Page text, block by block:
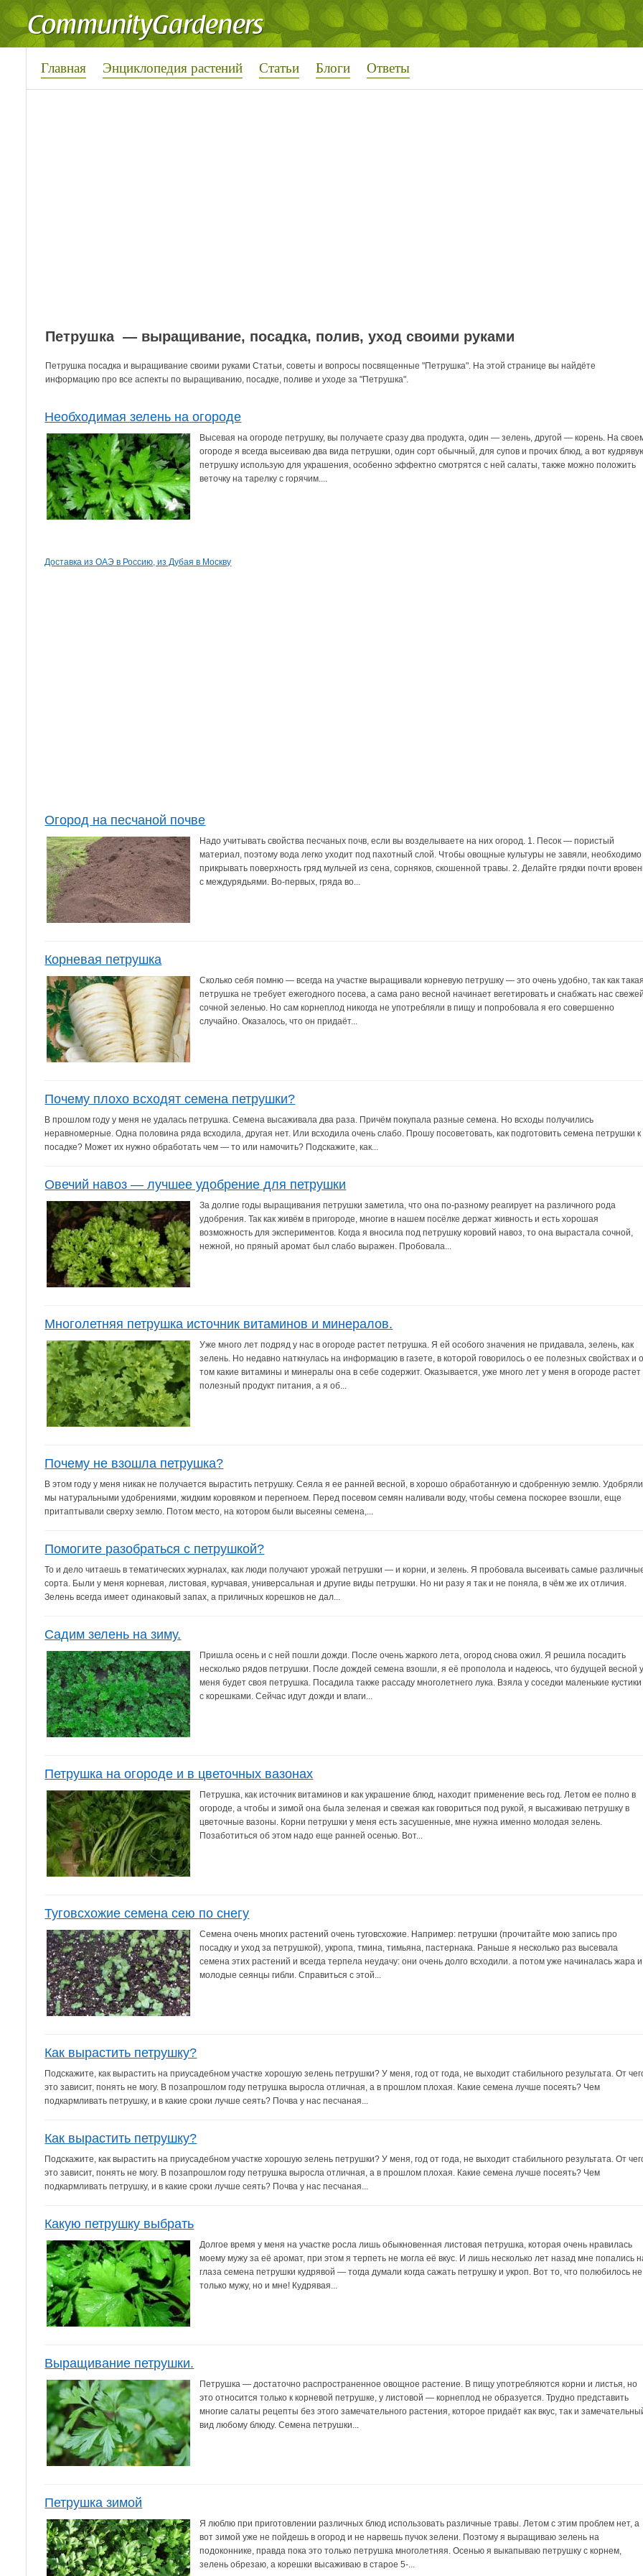
Главная Энциклопедия растений Статьи Блоги Ответы
Петрушка — выращивание, посадка, полив, уход своими руками
Петрушка посадка и выращивание своими руками Статьи, советы и вопросы посвященные "Петрушка". На этой странице вы найдёте
информацию про все аспекты по выращиванию, посадке, поливе и уходе за "Петрушка".
Необходимая зелень на огороде
Высевая на огороде петрушку, вы получаете сразу два продукта, один — зелень, другой — корень. На
огороде я всегда высеиваю два вида петрушки, один сорт обычный, для супов и прочих блюд, а вот
петрушку использую для украшения, особенно эффектно смотрятся с ней салаты, также можно положить
веточку на тарелку с горячим....
Доставка из ОАЭ в Россию, из Дубая в Москву
Огород на песчаной почве
Надо учитывать свойства песчаных почв, если вы возделываете на них огород. 1. Песок — пористый
материал, поэтому вода легко уходит под пахотный слой. Чтобы овощные культуры не завяли, необходимо
прикрывать поверхность гряд мульчей из сена, сорняков, скошенной травы. 2. Делайте грядки почти
с междурядьями. Во-первых, гряда во...
Корневая петрушка
Сколько себя помню — всегда на участке выращивали корневую петрушку — это очень удобно, так как
петрушка не требует ежегодного посева, а сама рано весной начинает вегетировать и снабжать нас
сочной зеленью. Но сам корнеплод никогда не употребляли в пищу и попробовала я его совершенно
случайно. Оказалось, что он придаёт...
Почему плохо всходят семена петрушки?
В прошлом году у меня не удалась петрушка. Семена высаживала два раза. Причём покупала разные семена. Но всходы получились
неравномерные. Одна половина ряда всходила, другая нет. Или всходила очень слабо. Прошу посоветовать, как подготовить семена петрушки к
посадке? Может их нужно обработать чем — то или намочить? Подскажите, как...
Овечий навоз — лучшее удобрение для петрушки
За долгие годы выращивания петрушки заметила, что она по-разному реагирует на различного рода
удобрения. Так как живём в пригороде, многие в нашем посёлке держат живность и есть хорошая
возможность для экспериментов. Когда я вносила под петрушку коровий навоз, то она вырастала сочной,
нежной, но пряный аромат был слабо выражен. Пробовала...
Многолетняя петрушка источник витаминов и минералов.
Уже много лет подряд у нас в огороде растет петрушка. Я ей особого значения не придавала, зелень, как
зелень. Но недавно наткнулась на информацию в газете, в которой говорилось о ее полезных свойствах и
том какие витамины и минералы она в себе содержит. Оказывается, уже много лет у меня в огороде растет
полезный продукт питания, а я об...
Почему не взошла петрушка?
В этом году у меня никак не получается вырастить петрушку. Сеяла я ее ранней весной, в хорошо обработанную и сдобренную землю. Удобряли
мы натуральными удобрениями, жидким коровяком и перегноем. Перед посевом семян наливали воду, чтобы семена поскорее взошли, еще
притаптывали сверху землю. Потом место, на котором были высеяны семена,...
Помогите разобраться с петрушкой?
То и дело читаешь в тематических журналах, как люди получают урожай петрушки — и корни, и зелень. Я пробовала высеивать самые
сорта. Были у меня корневая, листовая, курчавая, универсальная и другие виды петрушки. Но ни разу я так и не поняла, в чём же их отличия.
Зелень всегда имеет одинаковый запах, а приличных корешков не дал...
Садим зелень на зиму.
Пришла осень и с ней пошли дожди. После очень жаркого лета, огород снова ожил. Я решила посадить
несколько рядов петрушки. После дождей семена взошли, я её прополола и надеюсь, что будущей весной
меня будет своя петрушка. Посадила также рассаду многолетнего лука. Взяла у соседки маленькие кустики
с корешками. Сейчас идут дожди и влаги...
Петрушка на огороде и в цветочных вазонах
Петрушка, как источник витаминов и как украшение блюд, находит применение весь год. Летом ее полно в
огороде, а чтобы и зимой она была зеленая и свежая как говориться под рукой, я высаживаю петрушку в
цветочные вазоны. Корни петрушки у меня есть засушенные, мне нужна именно молодая зелень.
Позаботиться об этом надо еще ранней осенью. Вот...
Туговсхожие семена сею по снегу
Семена очень многих растений очень туговсхожие. Например: петрушки (прочитайте мою запись про
посадку и уход за петрушкой), укропа, тмина, тимьяна, пастернака. Раньше я несколько раз высевала
семена этих растений и всегда терпела неудачу: они очень долго всходили. а потом уже начиналась жара и
молодые сеянцы гибли. Справиться с этой...
Как вырастить петрушку?
Подскажите, как вырастить на приусадебном участке хорошую зелень петрушки? У меня, год от года, не выходит стабильного результата. От
это зависит, понять не могу. В позапрошлом году петрушка выросла отличная, а в прошлом плохая. Какие семена лучше посеять? Чем
подкармливать петрушку, и в какие сроки лучше сеять? Почва у нас песчаная...
Как вырастить петрушку?
Подскажите, как вырастить на приусадебном участке хорошую зелень петрушки? У меня, год от года, не выходит стабильного результата. От
это зависит, понять не могу. В позапрошлом году петрушка выросла отличная, а в прошлом плохая. Какие семена лучше посеять? Чем
подкармливать петрушку, и в какие сроки лучше сеять? Почва у нас песчаная...
Какую петрушку выбрать
Долгое время у меня на участке росла лишь обыкновенная листовая петрушка, которая очень нравилась
моему мужу за её аромат, при этом я терпеть не могла её вкус. И лишь несколько лет назад мне попались
глаза семена петрушки кудрявой — тогда думали когда сажать петрушку и укроп. Вот то, что полюбилось не
только мужу, но и мне! Кудрявая...
Выращивание петрушки.
Петрушка — достаточно распространенное овощное растение. В пищу употребляются корни и листья, но
это относится только к корневой петрушке, у листовой — корнеплод не образуется. Трудно представить
многие салаты рецепты без этого замечательного растения, которое придаёт как вкус, так и
вид любому блюду. Семена петрушки...
Петрушка зимой
Я люблю при приготовлении различных блюд использовать различные травы. Летом с этим проблем нет, а
вот зимой уже не пойдешь в огород и не нарвешь пучок зелени. Поэтому я выращиваю зелень на
подоконнике, правда пока это только петрушка многолетняя. Осенью я выкапываю петрушку с корнем,
зелень обрезаю, а корешки высаживаю в старое 5-...